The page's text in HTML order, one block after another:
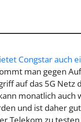
Congstar auch
man gegen
auf das 5G Netz
monatlich auch
und ist daher
Telekom zu testen